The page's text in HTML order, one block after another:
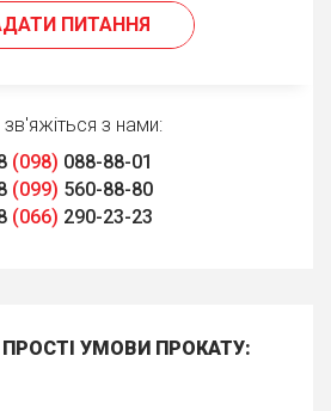
ПИТАННЯ
з нами:
(098) 088-88-01
(099) 560-88-80
(066) 290-23-23
УМОВИ ПРОКАТУ: